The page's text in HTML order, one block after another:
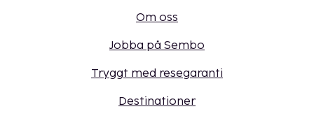
Om oss
Jobba på Sembo
Tryggt med resegaranti
Destinationer